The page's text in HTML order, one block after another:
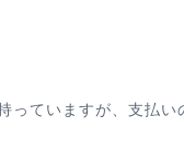
っていますが、 支払い